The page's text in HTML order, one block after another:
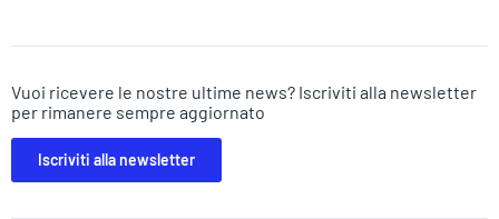
Vuoi ricevere le nostre ultime news? Iscriviti alla newsletter
per rimanere sempre aggiornato
Iscriviti alla newsletter